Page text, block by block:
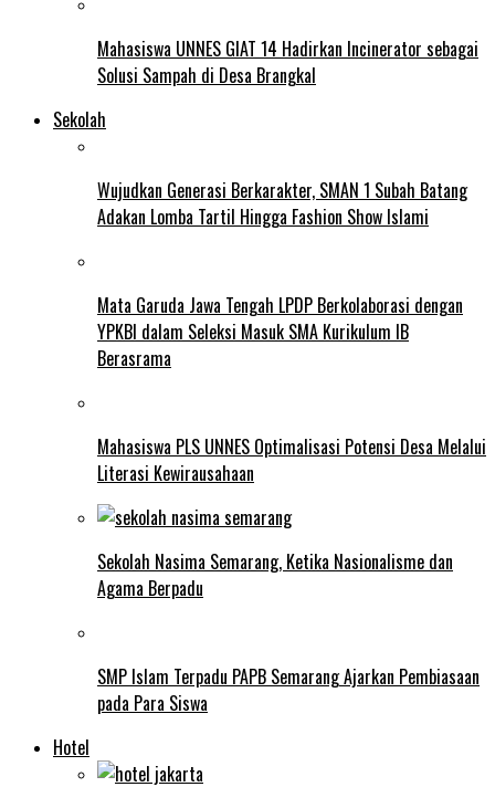
Mahasiswa UNNES GIAT 14 Hadirkan Incinerator sebagai
Solusi Sampah di Desa Brangkal
Sekolah
Wujudkan Generasi Berkarakter, SMAN 1 Subah Batang
Adakan Lomba Tartil Hingga Fashion Show Islami
Mata Garuda Jawa Tengah LPDP Berkolaborasi dengan
YPKBI dalam Seleksi Masuk SMA Kurikulum IB
Berasrama
Mahasiswa PLS UNNES Optimalisasi Potensi Desa Melalui
Literasi Kewirausahaan
Sekolah Nasima Semarang, Ketika Nasionalisme dan
Agama Berpadu
SMP Islam Terpadu PAPB Semarang Ajarkan Pembiasaan
pada Para Siswa
Hotel